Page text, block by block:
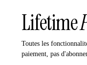
Lifetime
Toutes les
paiement, pas